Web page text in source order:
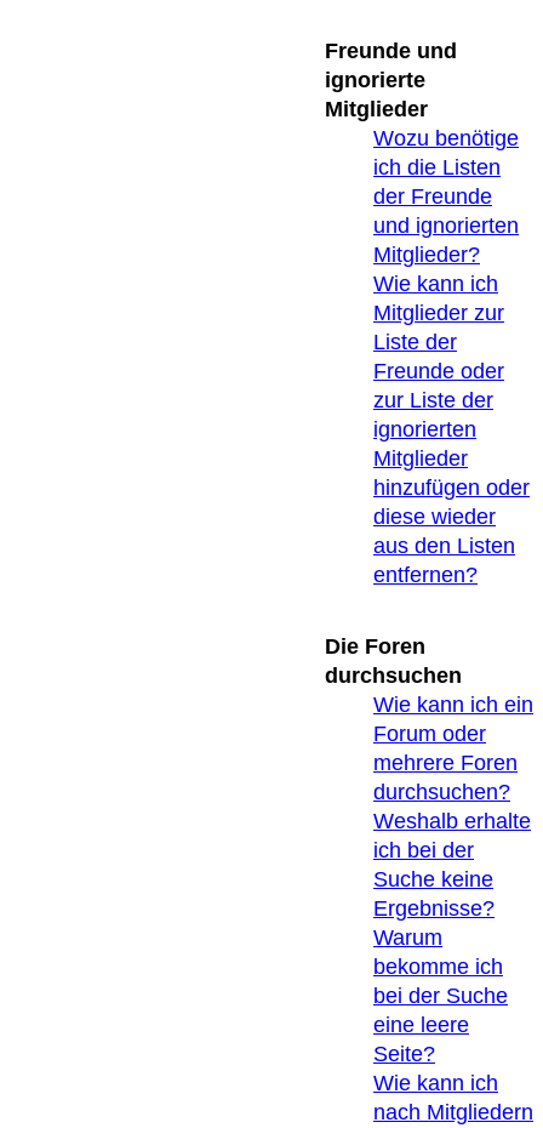
Freunde und
ignorierte
Mitglieder
Wozu benötige
ich die Listen
der Freunde
und ignorierten
Mitglieder?
Wie kann ich
Mitglieder zur
Liste der
Freunde oder
zur Liste der
ignorierten
Mitglieder
hinzufügen oder
diese wieder
aus den Listen
entfernen?
Die Foren
durchsuchen
Wie kann ich ein
Forum oder
mehrere Foren
durchsuchen?
Weshalb erhalte
ich bei der
Suche keine
Ergebnisse?
Warum
bekomme ich
bei der Suche
eine leere
Seite?
Wie kann ich
nach Mitgliedern